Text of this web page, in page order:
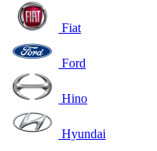
Fiat
Ford
Hino
Hyundai